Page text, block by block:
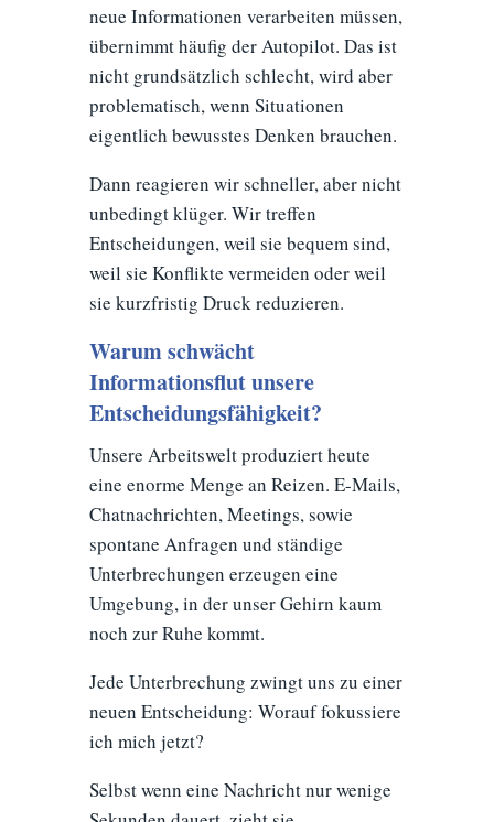
neue Informationen verarbeiten müssen,
übernimmt häufig der Autopilot. Das ist
nicht grundsätzlich schlecht, wird aber
problematisch, wenn Situationen
eigentlich bewusstes Denken brauchen.
Dann reagieren wir schneller, aber nicht
unbedingt klüger. Wir treffen
Entscheidungen, weil sie bequem sind,
weil sie Konflikte vermeiden oder weil
sie kurzfristig Druck reduzieren.
Warum schwächt
Informationsflut unsere
Entscheidungsfähigkeit?
Unsere Arbeitswelt produziert heute
eine enorme Menge an Reizen. E-Mails,
Chatnachrichten, Meetings, sowie
spontane Anfragen und ständige
Unterbrechungen erzeugen eine
Umgebung, in der unser Gehirn kaum
noch zur Ruhe kommt.
Jede Unterbrechung zwingt uns zu einer
neuen Entscheidung: Worauf fokussiere
ich mich jetzt?
Selbst wenn eine Nachricht nur wenige